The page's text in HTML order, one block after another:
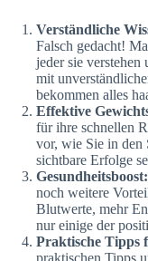
Verständliche
Falsch gedacht!
jeder sie
mit
bekommen alles
Effektive
für ihre schnellen
vor, wie Sie in den
sichtbare Erfolge
Gesundheitsboost:
noch weitere
Blutwerte, mehr
nur einige der
Praktische Tipps
praktischen Tipps